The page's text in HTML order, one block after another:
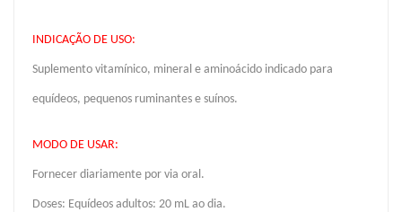
INDICAÇÃO DE USO:
Suplemento vitamínico, mineral e aminoácido indicado para
equídeos, pequenos ruminantes e suínos.
MODO DE USAR:
Fornecer diariamente por via oral.
Doses: Equídeos adultos: 20 mL ao dia. ­